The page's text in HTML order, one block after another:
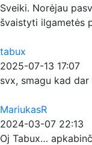
Sveiki. Norėjau
švaistyti ilgametės
tabux
2025-07-13 17:07
svx, smagu kad
MariukasR
2024-03-07 22:13
Oj Tabux…